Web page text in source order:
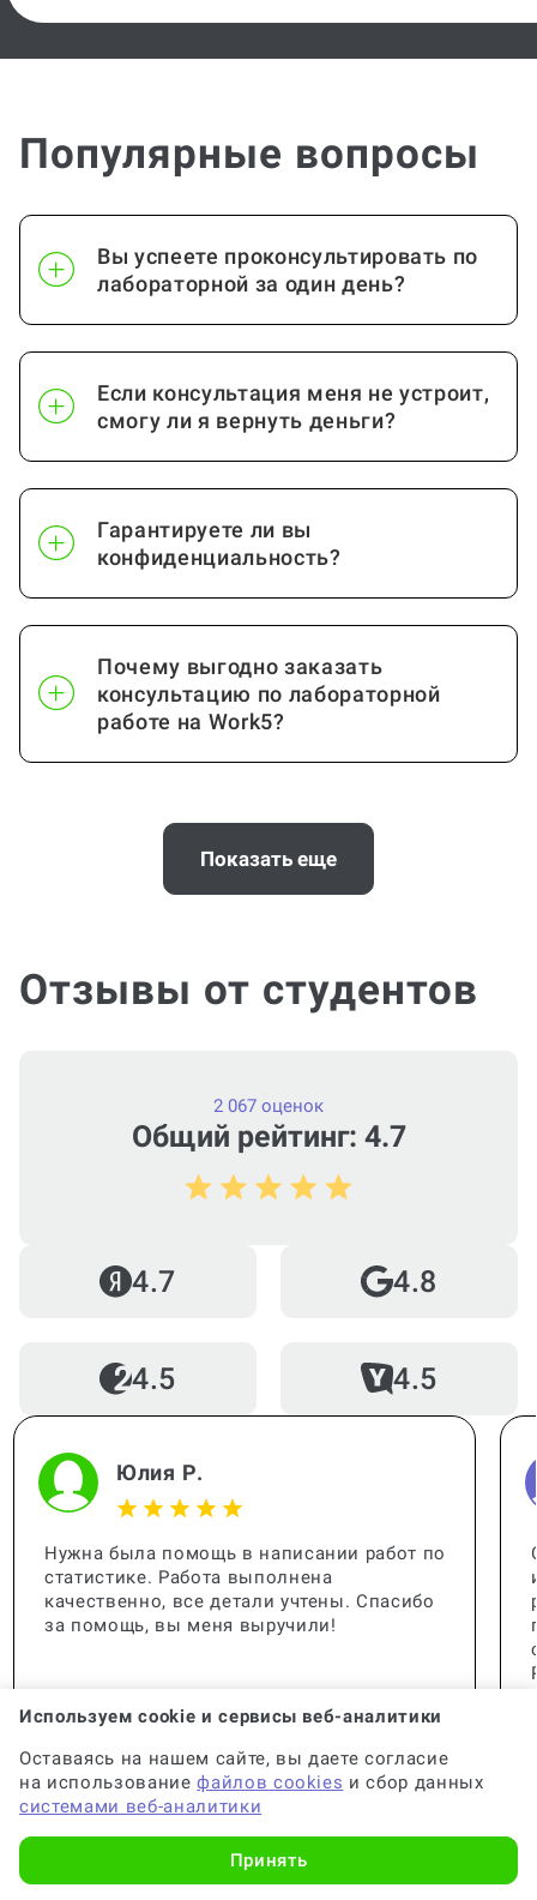
Популярные вопросы
Вы успеете проконсультировать по
лабораторной за один день?
Если консультация меня не устроит,
смогу ли я вернуть деньги?
Гарантируете ли вы
конфиденциальность?
Почему выгодно заказать
консультацию по лабораторной
работе на Work5?
Когда и как нужно оплачивать
Показать еще
Отзывы от студентов
Общий рейтинг: 4.7
2 067 оценок
4.7 4.8
4.5 4.5
Юлия Р.
Нужна была помощь в написании работ по
статистике. Работа выполнена
качественно, все детали учтены. Спасибо
за помощь, вы меня выручили!
Используем cookie и сервисы веб-аналитики
Оставаясь на нашем сайте, вы даете согласие
на использованиефайлов cookies и сбор данных
системами веб-аналитики
Принять